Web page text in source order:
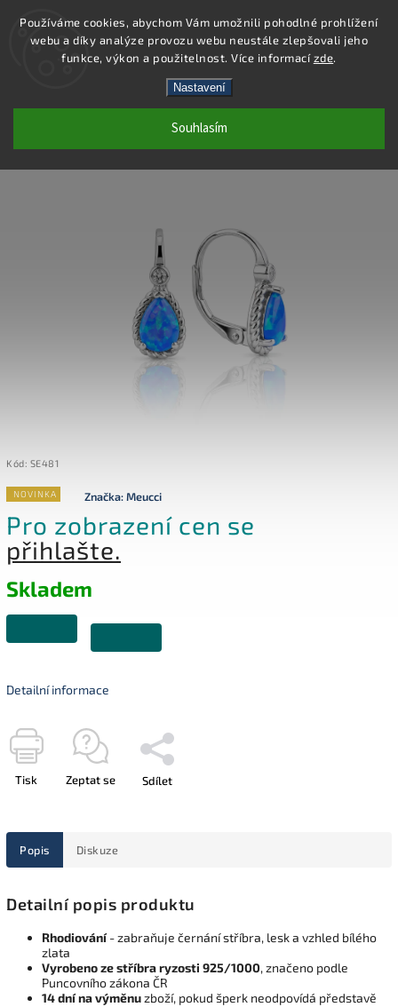
Používáme cookies, abychom Vám umožnili pohodlné prohlížení
webu a díky analýze provozu webu neustále zlepšovali jeho
funkce, výkon a použitelnost. Více informacízde.
Nastavení
Souhlasím
Hledat
SE481 - NÁUŠNICE AG 925/1000
Kód: SE481
NOVINKA Značka:Meucci
Pro zobrazení cen se
přihlašte.
Skladem
Detailní informace
Tisk Zeptat se Sdílet
Popis Diskuze
Detailní popis produktu
Rhodiování- zabraňuje černání stříbra, lesk a vzhled bílého
zlata
Vyrobeno ze stříbra ryzosti 925/1000, značeno podle
Puncovního zákona ČR
14 dní na výměnuzboží, pokud šperk neodpovídá představě